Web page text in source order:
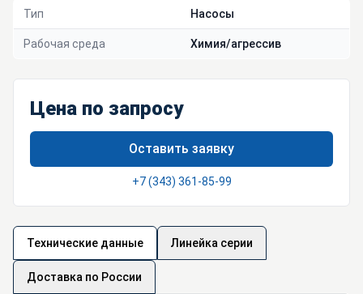
Тип Насосы
Рабочая среда Химия/агрессив
Цена по запросу
Оставить заявку
+7 (343) 361-85-99
Технические данные Линейка серии
Доставка по России